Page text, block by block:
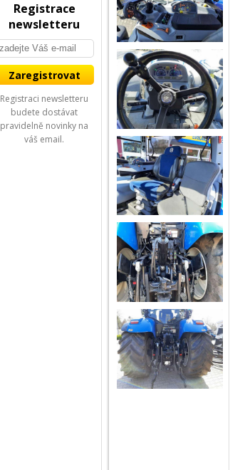
Registrace
newsletteru
Registraci newsletteru
budete dostávat
pravidelně novinky na
váš email.